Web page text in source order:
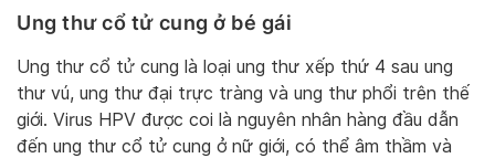
Ung thư cổ tử cung ở bé gái
Ung thư cổ tử cung là loại ung thư xếp thứ 4 sau ung
thư vú, ung thư đại trực tràng và ung thư phổi trên thế
giới. Virus HPV được coi là nguyên nhân hàng đầu dẫn
đến ung thư cổ tử cung ở nữ giới, có thể âm thầm và